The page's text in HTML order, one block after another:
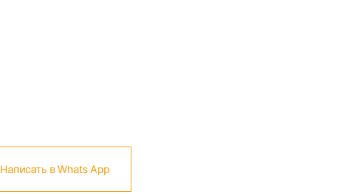
Написать в Whats App